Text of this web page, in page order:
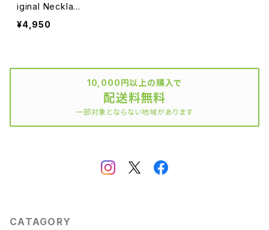
iginal Necklac
e SILVER
¥4,950
10,000円以上の購入で
配送料無料
一部対象とならない地域があります
CATAGORY